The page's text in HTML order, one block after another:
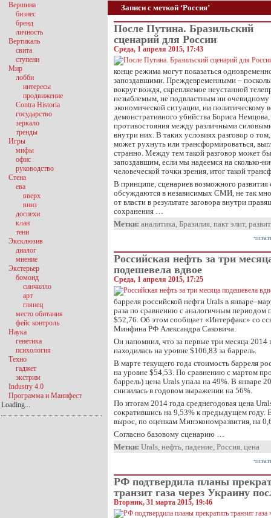
Записи с меткой ‘Россия’
После Путина. Бразильский
сценарий для России
Среда, 1 апреля 2015, 17:43
конце режима могут показаться
запоздавшими. Преждевременными –
вокруг вождя, скрепляемое неустанной
незыблемым, не подвластным ни
экономической ситуации, ни политическому
демонстративного убийства Бориса
противостояния между различными
внутри них. В таких условиях разговор о
может рухнуть или трансформироваться,
странно. Между тем такой разговор может
запоздавшим, если мы надеемся на сколько-
человеческой точки зрения, итог такой
В принципе, сценариев возможного
обсуждаются в независимых СМИ, не так
от власти в результате заговора внутри
сохранения …
Метки: аналитика, Бразилия, пакт элит,
Российская нефть за три
подешевела вдвое
Среда, 1 апреля 2015, 17:25
барреля российской нефти Urals в
раза по сравнению с аналогичным периодом
$52,76. Об этом сообщает «Интерфакс» со
Минфина РФ Александра Саковича.
Он напомнил, что за первые три месяца 2014
находилась на уровне $106,83 за баррель.
В марте текущего года стоимость барреля
на уровне $54,53. По сравнению с мартом
баррель) цена Urals упала на 49%. В январе
снизилась в годовом выражении на 56%.
По итогам 2014 года среднегодовая цена
сократившись на 9,53% к предыдущем
вырос, по оценкам Минэкономразвития, на
Согласно базовому сценарию …
Метки: Urals, нефть, падение, Россия, цена
РФ подтвердила планы
транзит газа через Украину
Вторник, 31 марта 2015, 19:46
Вершина
бизнес
бренд
личность
Вертикаль
свита
ступени
Мир
лобби
интересы
продвижение
Contra Historia
государство
зеркало
тренды
Игры
мифы
офис
руководство
Стена
ева
вверх
вниз
доспехи
клан
тени
Эксклюзив
диалог
мнение
Экстерьер
бомонд
синчилло
арт
глянец
место обитания
фейс контроль
Наука
генетика
психология
Техно
гаджет
экстрим
Industry 4.0
Программа и Манифест
Loading...